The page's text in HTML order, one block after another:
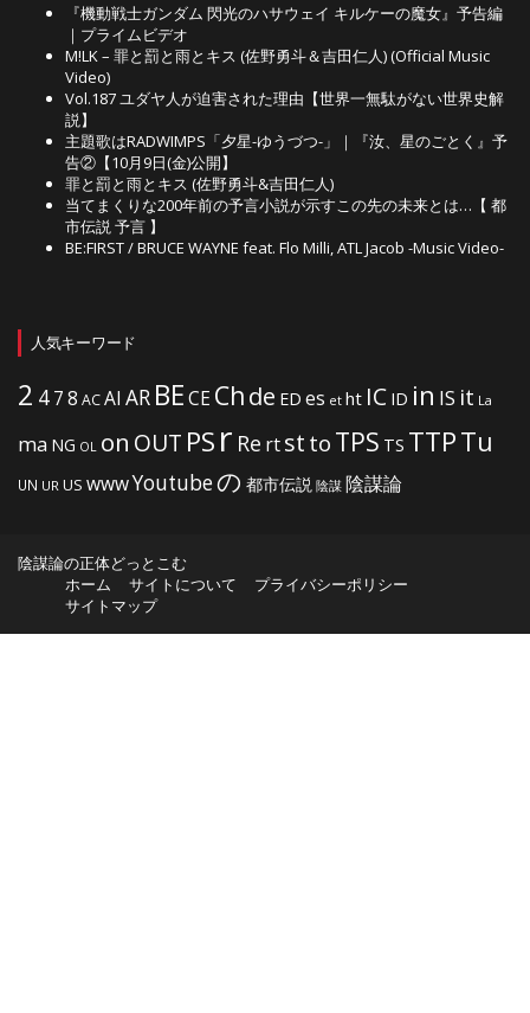
『機動戦士ガンダム 閃光のハサウェイ キルケーの魔女』予告編
｜プライムビデオ
M!LK – 罪と罰と雨とキス (佐野勇斗＆吉田仁人) (Official Music
Video)
Vol.187 ユダヤ人が迫害された理由【世界一無駄がない世界史解
説】
主題歌はRADWIMPS「夕星-ゆうづつ-」｜『汝、星のごとく』予
告②【10月9日(金)公開】
罪と罰と雨とキス (佐野勇斗&吉田仁人)
当てまくりな200年前の予言小説が示すこの先の未来とは…【 都
市伝説 予言 】
BE:FIRST / BRUCE WAYNE feat. Flo Milli, ATL Jacob -Music Video-
人気キーワード
2 478 ACAI AR BECE Chde ED es et ht IC ID in IS it La
ma NG OL on OUT PSr Re rtsttoTPS TS TTPTu
UN UR US wwwYoutubeの 都市伝説 陰謀 陰謀論
陰謀論の正体どっとこむ
ホーム
サイトについて
プライバシーポリシー
サイトマップ